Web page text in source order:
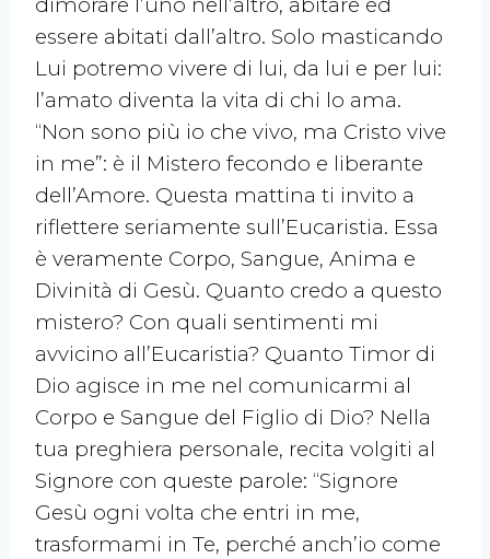
dimorare l’uno nell’altro, abitare ed
essere abitati dall’altro. Solo masticando
Lui potremo vivere di lui, da lui e per lui:
l’amato diventa la vita di chi lo ama.
“Non sono più io che vivo, ma Cristo vive
in me”: è il Mistero fecondo e liberante
dell’Amore. Questa mattina ti invito a
riflettere seriamente sull’Eucaristia. Essa
è veramente Corpo, Sangue, Anima e
Divinità di Gesù. Quanto credo a questo
mistero? Con quali sentimenti mi
avvicino all’Eucaristia? Quanto Timor di
Dio agisce in me nel comunicarmi al
Corpo e Sangue del Figlio di Dio? Nella
tua preghiera personale, recita volgiti al
Signore con queste parole: “Signore
Gesù ogni volta che entri in me,
trasformami in Te, perché anch’io come